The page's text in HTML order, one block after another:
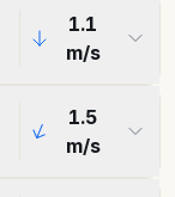
1.1
m/s
1.5
m/s